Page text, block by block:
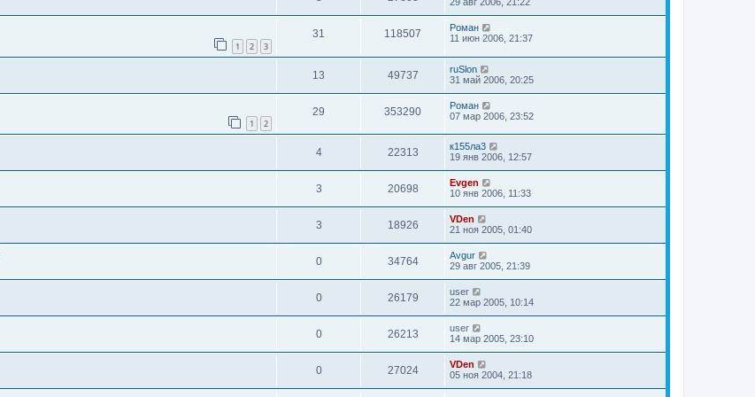
1 2 3
31 118507
Роман
11 июн 2006, 21:37
13 49737
ruSlon
31 май 2006, 20:25
1 2
29 353290
Роман
07 мар 2006, 23:52
4 22313
к155ла3
19 янв 2006, 12:57
3 20698
Evgen
10 янв 2006, 11:33
3 18926
VDen
21 ноя 2005, 01:40
0 34764
Avgur
29 авг 2005, 21:39
0 26179
user
22 мар 2005, 10:14
0 26213
user
14 мар 2005, 23:10
0 27024
VDen
05 ноя 2004, 21:18